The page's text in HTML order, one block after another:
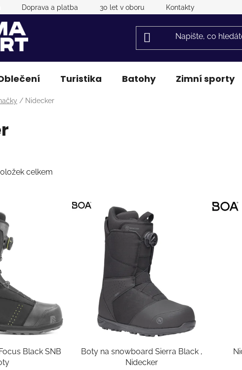
Doprava a platba 30 let v oboru Kontakty
Turistika Batohy Zimní sporty
/ Nidecker
celkem
Black SNB
Boty na snowboard Sierra Black ,
Nidecker